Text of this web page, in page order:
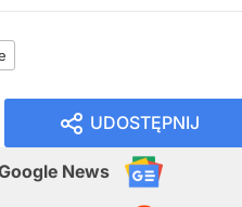
UDOSTĘPNIJ
News